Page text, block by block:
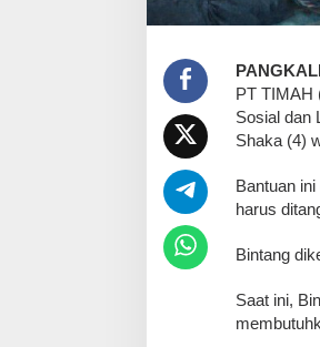
PT TIMAH
Sosial dan
Shaka (4)
Bantuan
harus
Bintang
Saat ini,